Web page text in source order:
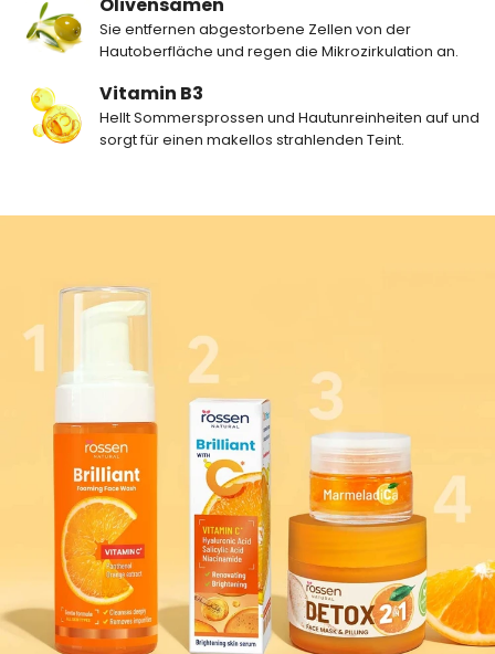
Sie entfernen abgestorbene Zellen von der
Hautoberfläche und regen die Mikrozirkulation an.
Vitamin B3
Hellt Sommersprossen und Hautunreinheiten auf und
sorgt für einen makellos strahlenden Teint.